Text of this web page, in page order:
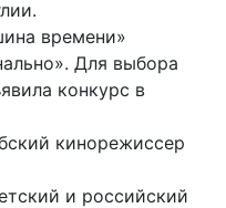
времени»
Для выбора
конкурс в
кинорежиссер
и российский